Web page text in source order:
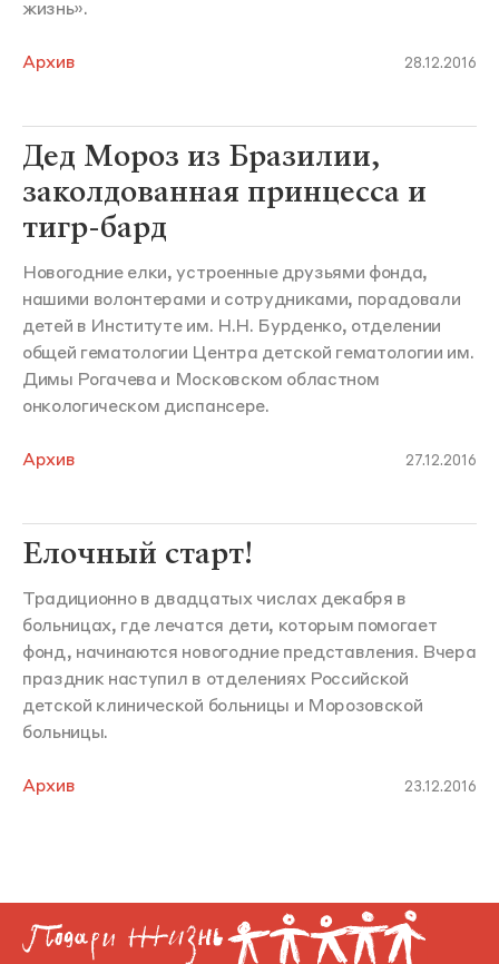
жизнь».
Архив 28.12.2016
Дед Мороз из Бразилии,
заколдованная принцесса и
тигр-бард
Новогодние елки, устроенные друзьями фонда,
нашими волонтерами и сотрудниками, порадовали
детей в Институте им. Н.Н. Бурденко, отделении
общей гематологии Центра детской гематологии им.
Димы Рогачева и Московском областном
онкологическом диспансере.
Архив 27.12.2016
Елочный старт!
Традиционно в двадцатых числах декабря в
больницах, где лечатся дети, которым помогает
фонд, начинаются новогодние представления. Вчера
праздник наступил в отделениях Российской
детской клинической больницы и Морозовской
больницы.
Архив 23.12.2016